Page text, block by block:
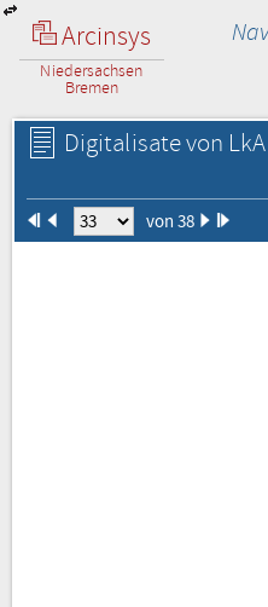
Arcinsys
Niedersachsen
Bremen
Digitalisate von
von 38